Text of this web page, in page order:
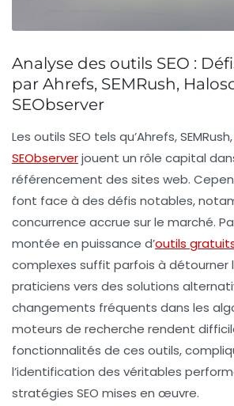
Analyse des outils SEO :
par Ahrefs, SEMRush,
SEObserver
Les outils SEO tels qu’Ahrefs, SEMRush,
SEObserverjouent un rôle capital
référencement des sites web.
font face à des défis notables,
concurrence accrue sur le marché.
montée en puissance d’outils
complexes suffit parfois à détourner
praticiens vers des solutions
changements fréquents dans les
moteurs de recherche rendent
fonctionnalités de ces outils,
l’identification des véritables
stratégies SEO mises en œuvre.